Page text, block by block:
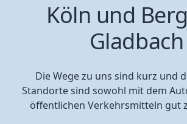
Köln und
Gladbach
Die Wege zu uns sind kurz und
Standorte sind sowohl mit dem
öffentlichen Verkehrsmitteln gut